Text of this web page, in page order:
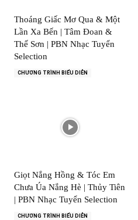
Thoáng Giấc Mơ Qua & Một
Lần Xa Bến | Tâm Đoan &
Thế Sơn | PBN Nhạc Tuyển
Selection
CHƯƠNG TRÌNH BIỂU DIỄN
Giọt Nắng Hồng & Tóc Em
Chưa Úa Nắng Hè | Thủy Tiên
| PBN Nhạc Tuyển Selection
CHƯƠNG TRÌNH BIỂU DIỄN